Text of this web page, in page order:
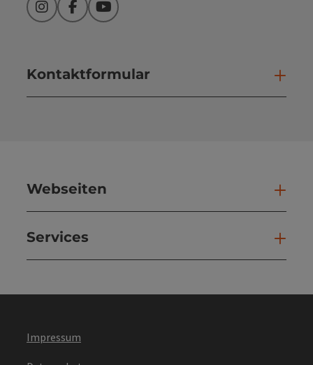
InstagramFacebookYouTube
Kontaktformular
Webseiten
Services
Impressum